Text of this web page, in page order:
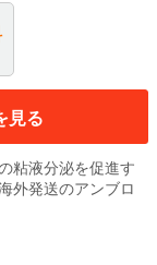
見る
粘液分泌を促進す
外発送のアンブロ